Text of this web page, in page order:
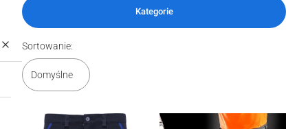
Kategorie
Lista produktów
Sortowanie:
Domyślne